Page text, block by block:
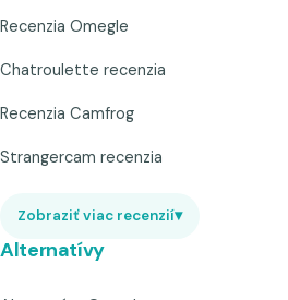
Recenzia Omegle
Chatroulette recenzia
Recenzia Camfrog
Strangercam recenzia
Zobraziť viac recenzií▾
Alternatívy